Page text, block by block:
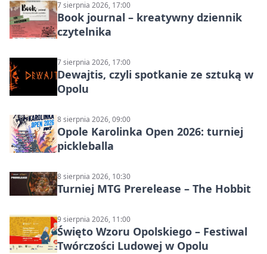
7 sierpnia 2026, 17:00
Book journal – kreatywny dziennik
czytelnika
7 sierpnia 2026, 17:00
Dewajtis, czyli spotkanie ze sztuką w
Opolu
8 sierpnia 2026, 09:00
Opole Karolinka Open 2026: turniej
pickleballa
8 sierpnia 2026, 10:30
Turniej MTG Prerelease – The Hobbit
9 sierpnia 2026, 11:00
Święto Wzoru Opolskiego – Festiwal
Twórczości Ludowej w Opolu